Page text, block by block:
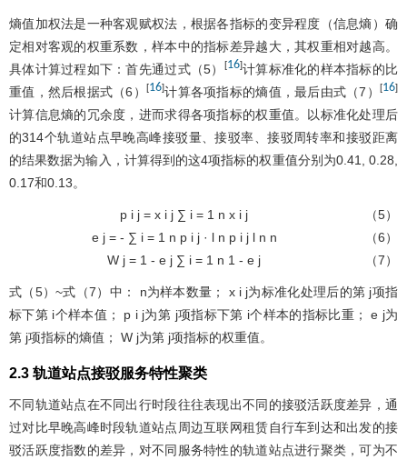
熵值加权法是一种客观赋权法，根据各指标的变异程度（信息熵）确
定相对客观的权重系数，样本中的指标差异越大，其权重相对越高。
具体计算过程如下：首先通过式（5）
[16]计算标准化的样本指标的比
重值，然后根据式（6）[16]计算各项指标的熵值，最后由式（7）[16]
计算信息熵的冗余度，进而求得各项指标的权重值。以标准化处理后
的314个轨道站点早晚高峰接驳量、接驳率、接驳周转率和接驳距离
的结果数据为输入，计算得到的这4项指标的权重值分别为0.41, 0.28,
0.17和0.13。
p i j = x i j ∑ i = 1 n x i j
（5）
e j = - ∑ i = 1 n p i j · l n p i j l n n
（6）
W j = 1 - e j ∑ i = 1 n 1 - e j （7）
式（5）~式（7）中： n为样本数量； x i j为标准化处理后的第 j项指
标下第 i个样本值； p i j为第 j项指标下第 i个样本的指标比重； e j为
第 j项指标的熵值； W j为第 j项指标的权重值。
2.3 轨道站点接驳服务特性聚类
不同轨道站点在不同出行时段往往表现出不同的接驳活跃度差异，通
过对比早晚高峰时段轨道站点周边互联网租赁自行车到达和出发的接
驳活跃度指数的差异，对不同服务特性的轨道站点进行聚类，可为不